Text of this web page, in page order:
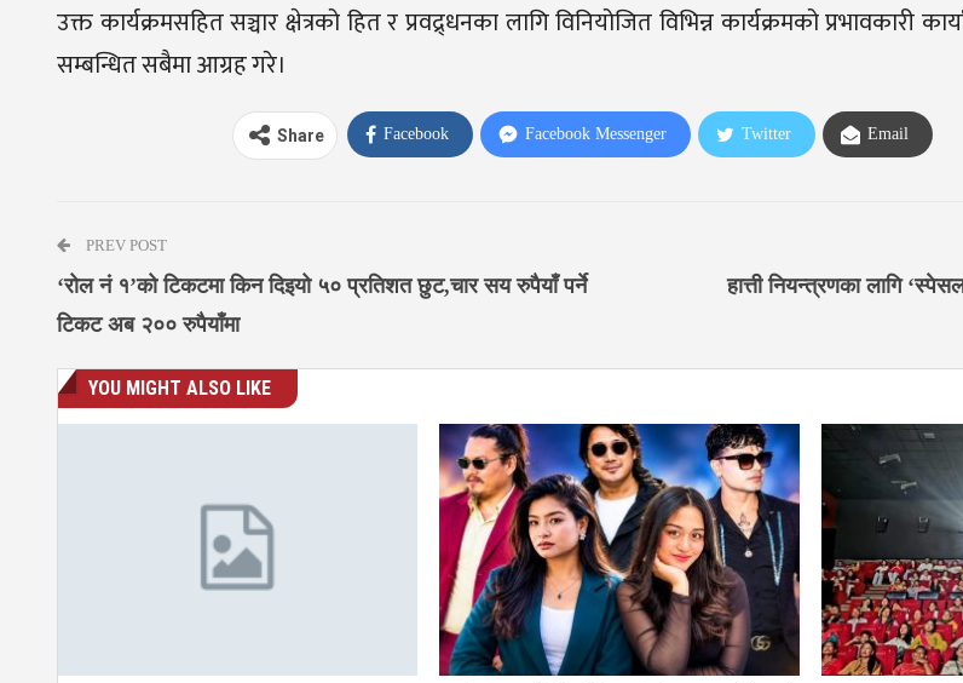
उक्त कार्यक्रमसहित सञ्चार क्षेत्रको हित र प्रवद्र्धनका लागि विनियोजित विभिन्न कार्यक्रमको प्रभावकारी
सम्बन्धित सबैमा आग्रह गरे।
Share Facebook Facebook Messenger Twitter Email
PREV POST
‘रोल नं १’को टिकटमा किन दिइयो ५० प्रतिशत छुट,चार सय रुपैयाँ पर्ने
टिकट अब २०० रुपैयाँमा
हात्ती नियन्त्रणका लागि
YOU MIGHT ALSO LIKE